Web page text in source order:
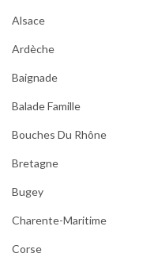
Alsace
Ardèche
Baignade
Balade Famille
Bouches Du Rhône
Bretagne
Bugey
Charente-Maritime
Corse